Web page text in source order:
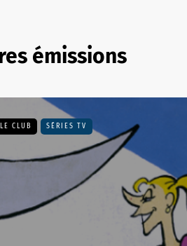
émissions
LE CLUB SÉRIES TV